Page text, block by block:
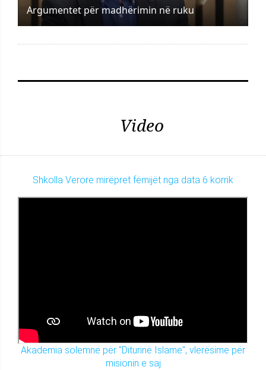
Argumentet për madhërimin në ruku
Video
Shkolla Verore mirëpret fëmijët nga data 6 korrik
Akademia solemne për "Diturinë Islame", vlerësime për
misionin e saj